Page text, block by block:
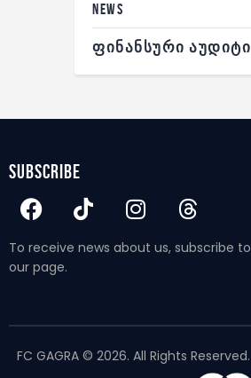
NEWS
ᲤᲘᲜᲐᲜᲡᲣᲠᲘ ᲐᲣᲓᲘᲢᲘ
subscribe
To receive news about us, subscribe to
our page.
FC GAGRA © 2026. All Rights Reserved.